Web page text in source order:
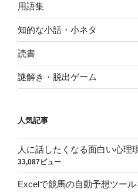
用語集
知的な小話・小ネタ
読書
謎解き・脱出ゲーム
人気記事
人に話したくなる面白い心理
33,087ビュー
Excelで競馬の自動予想ツー